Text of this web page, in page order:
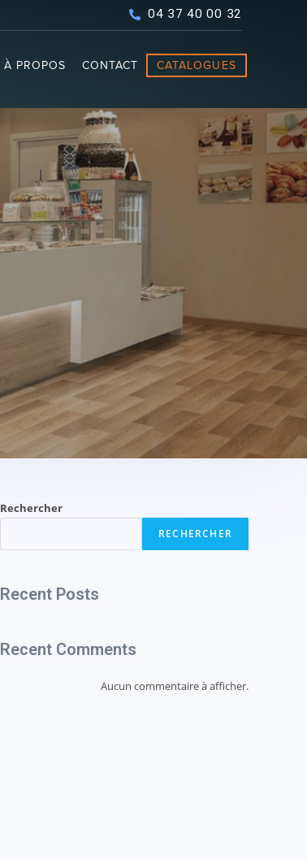
04 37 40 00 32
À PROPOS CONTACT CATALOGUES
Rechercher
RECHERCHER
Recent Posts
Recent Comments
Aucun commentaire à afficher.